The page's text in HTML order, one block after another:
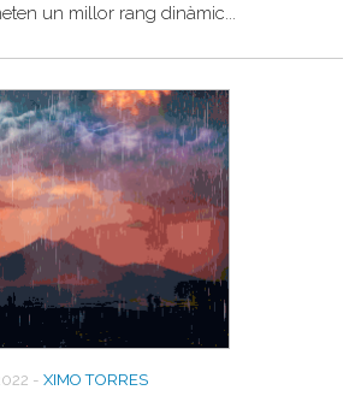
un millor rang dinàmic...
- XIMO TORRES